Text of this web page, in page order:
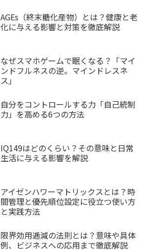
AGEs（終末糖化産物）とは？健康と老
化に与える影響と対策を徹底解説
なぜスマホゲームで眠くなる？「マイ
ンドフルネスの逆。マインドレスネ
ス」
自分をコントロールする力「自己統制
力」を高める6つの方法
IQ149はどのくらい？その意味と日常
生活に与える影響を解説
アイゼンハワーマトリックスとは？時
間管理と優先順位設定に役立つ使い方
と実践方法
限界効用逓減の法則とは？意味や具体
例、ビジネスへの応用まで徹底解説